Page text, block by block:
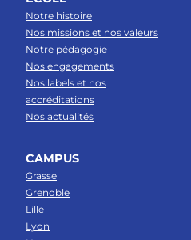
Notre histoire
Nos missions et nos valeurs
Notre pédagogie
Nos engagements
Nos labels et nos
accréditations
Nos actualités
CAMPUS
Grasse
Grenoble
Lille
Lyon